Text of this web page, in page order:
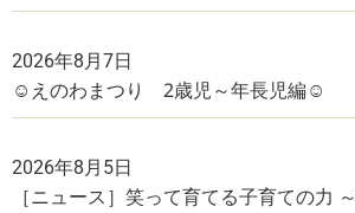
2026年8月7日
☺えのわまつり 2歳児～年長児編☺
2026年8月5日
［ニュース］笑って育てる子育ての力